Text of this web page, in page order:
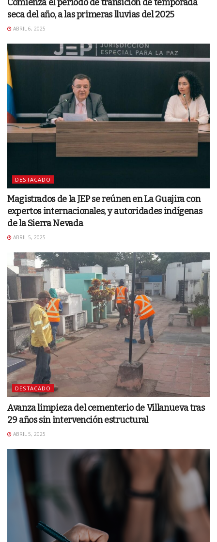
Comienza el periodo de transición de temporada
seca del año, a las primeras lluvias del 2025
ABRIL 6, 2025
DESTACADO
Magistrados de la JEP se reúnen en La Guajira con
expertos internacionales, y autoridades indígenas
de la Sierra Nevada
ABRIL 5, 2025
DESTACADO
Avanza limpieza del cementerio de Villanueva tras
29 años sin intervención estructural
ABRIL 5, 2025